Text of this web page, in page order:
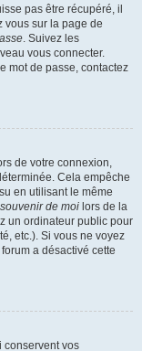
pas être récupéré, il
vous sur la page de
. Suivez les
vous connecter.
mot de passe, contactez
de votre connexion,
Cela empêche
en utilisant le même
de moi lors de la
un ordinateur public pour
etc.). Si vous ne voyez
a désactivé cette
conservent vos